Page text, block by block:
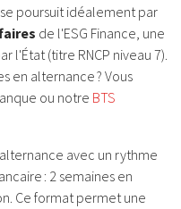
poursuit idéalement par
de l'ESG Finance, une
l'État (titre RNCP niveau 7).
en alternance ? Vous
ou notre BTS
avec un rythme
: 2 semaines en
Ce format permet une